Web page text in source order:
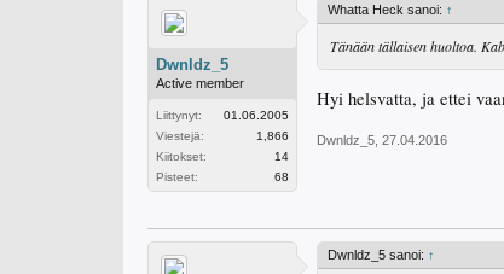
Dwnldz_5
Active member
Liittynyt:
01.06.2005
Viestejä:
1,866
Kiitokset:
14
Pisteet:
68
Whatta Heck sanoi: ↑
Tänään tällaisen huoltoa.
Hyi helsvatta, ja ettei
Dwnldz_5 27.04.2016
Dwnldz_5 sanoi: ↑